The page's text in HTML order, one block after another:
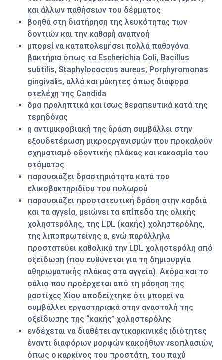
και άλλων παθήσεων του δέρματος
βοηθά στη διατήρηση της λευκότητας των
δοντιών και την καθαρή αναπνοή
μπορεί να καταπολεμήσει πολλά παθογόνα
βακτήρια όπως τα Escherichia Coli, Bacillus
subtilis, Staphylococcus aureus, Porphyromonas
gingivalis, αλλά και μύκητες όπως διάφορα
στελέχη της Candida
δρα προληπτικά και ίσως θεραπευτικά κατά της
τερηδόνας
η αντιμικροβιακή της δράση συμβάλλει στην
εξουδετέρωση μικροοργανισμών που προκαλούν
σχηματισμό οδοντικής πλάκας και κακοσμία του
στόματος
παρουσιάζει δραστηριότητα κατά του
ελικοβακτηριδίου του πυλωρού
παρουσιάζει προστατευτική δράση στην καρδιά
και τα αγγεία, μειώνει τα επίπεδα της ολικής
χοληστερόλης, της LDL (κακής) χοληστερόλης,
της λιποπρωτείνης α, ενώ παράλληλα
προστατεύει καθολικά την LDL χοληστερόλη από
οξείδωση (που ευθύνεται για τη δημιουργία
αθηρωματικής πλάκας στα αγγεία). Ακόμα και το
σάλιο που προέρχεται από τη μάσηση της
μαστίχας Χίου αποδείχτηκε ότι μπορεί να
συμβάλλει εργαστηριακά στην αναστολή της
οξείδωσης της “κακής” χοληστερόλης
ενδέχεται να διαθέτει αντικαρκινικές ιδιότητες
έναντι διαφόρων μορφών κακοήθων νεοπλασιών,
όπως ο καρκίνος του προστάτη, του παχύ